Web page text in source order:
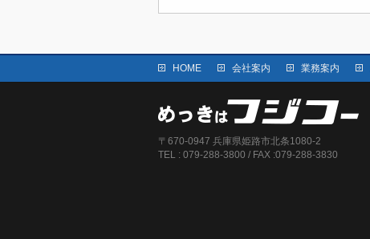
HOME 会社案内 業務案内
〒670-0947 兵庫県姫路市北条1080-2
TEL : 079-288-3800 / FAX :079-288-3830